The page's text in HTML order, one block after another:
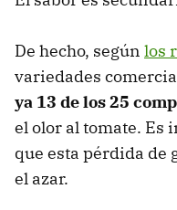
De hecho, según los
variedades
ya 13 de los 25
el olor al tomate. Es
que esta pérdida de
el azar.